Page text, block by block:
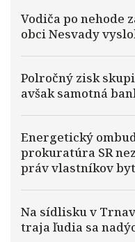
Vodiča po nehode
obci Nesvady
Polročný zisk
avšak samotná
Energetický
prokuratúra SR
práv vlastníkov
Na sídlisku v
traja ľudia sa